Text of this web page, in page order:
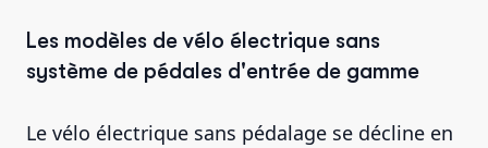
Les modèles de vélo électrique sans
système de pédales d'entrée de gamme
Le vélo électrique sans pédalage se décline en